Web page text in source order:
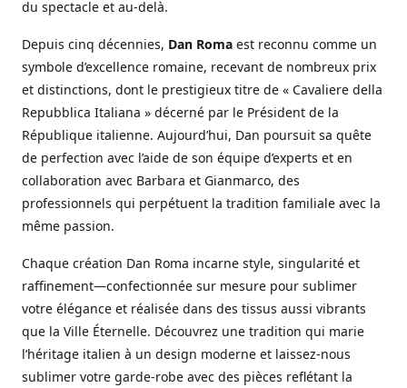
du spectacle et au-delà.
Depuis cinq décennies, Dan Roma est reconnu comme un
symbole d’excellence romaine, recevant de nombreux prix
et distinctions, dont le prestigieux titre de « Cavaliere della
Repubblica Italiana » décerné par le Président de la
République italienne. Aujourd’hui, Dan poursuit sa quête
de perfection avec l’aide de son équipe d’experts et en
collaboration avec Barbara et Gianmarco, des
professionnels qui perpétuent la tradition familiale avec la
même passion.
Chaque création Dan Roma incarne style, singularité et
raffinement—confectionnée sur mesure pour sublimer
votre élégance et réalisée dans des tissus aussi vibrants
que la Ville Éternelle. Découvrez une tradition qui marie
l’héritage italien à un design moderne et laissez-nous
sublimer votre garde-robe avec des pièces reflétant la